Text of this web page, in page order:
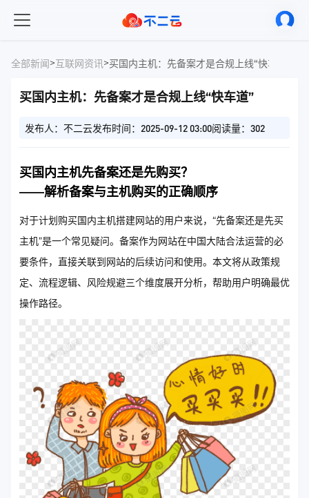
全部新闻>互联网资讯>买国内主机：先备案才是合规上线“快车道”
买国内主机：先备案才是合规上线“快车道”
发布人：不二云发布时间：2025-09-12 03:00阅读量：302
买国内主机先备案还是先购买？
——解析备案与主机购买的正确顺序
对于计划购买国内主机搭建网站的用户来说，“先备案还是先买
主机”是一个常见疑问。备案作为网站在中国大陆合法运营的必
要条件，直接关联到网站的后续访问和使用。本文将从政策规
定、流程逻辑、风险规避三个维度展开分析，帮助用户明确最优
操作路径。